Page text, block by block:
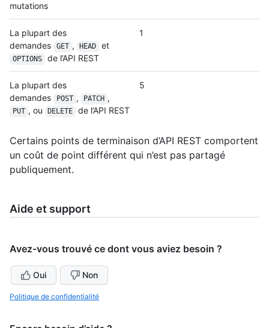
mutations
La plupart des
demandes
GET , HEAD et
OPTIONS de l’API REST
1
La plupart des
demandes
POST , PATCH ,
PUT , ou DELETE de l’API REST
5
Certains points de terminaison d’API REST comportent
un coût de point différent qui n’est pas partagé
publiquement.
Aide et support
Avez-vous trouvé ce dont vous aviez besoin ?
Oui Non
Politique de confidentialité